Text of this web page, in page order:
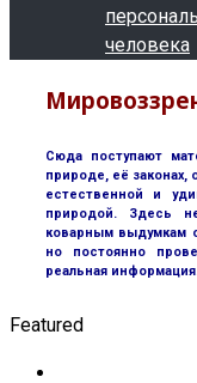
человека
Сюда поступают
природе, её законах,
естественной и
природой. Здесь
коварным выдумкам
но постоянно
реальная
Featured